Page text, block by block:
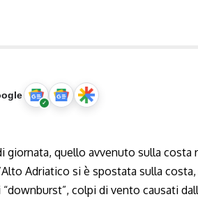
giornata, quello avvenuto sulla costa
Adriatico si è spostata sulla
colpi di vento causati